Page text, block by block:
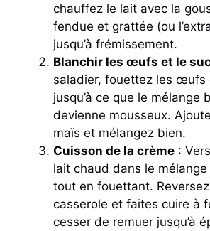
chauffez le lait avec la
fendue et grattée (ou
jusqu’à frémissement.
Blanchir les œufs et le
saladier, fouettez les œufs
jusqu’à ce que le mélange
devienne mousseux.
maïs et mélangez bien.
Cuisson de la crème :
lait chaud dans le
tout en fouettant.
casserole et faites cuire à
cesser de remuer jusqu’à